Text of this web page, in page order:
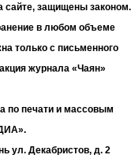
защищены законом.
в любом объеме
только с письменного
журнала «Чаян»
по печати и массовым
ул. Декабристов, д. 2